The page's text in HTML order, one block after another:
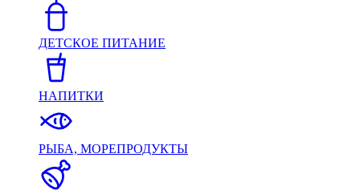
ДЕТСКОЕ ПИТАНИЕ
НАПИТКИ
РЫБА, МОРЕПРОДУКТЫ